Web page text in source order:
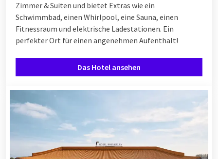
Zimmer & Suiten und bietet Extras wie ein
Schwimmbad, einen Whirlpool, eine Sauna, einen
Fitnessraum und elektrische Ladestationen. Ein
perfekter Ort für einen angenehmen Aufenthalt!
Das Hotel ansehen